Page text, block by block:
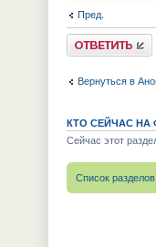
Пред.
Ответить
Вернуться в
КТО СЕЙЧАС НА
Сейчас этот
Список разделов